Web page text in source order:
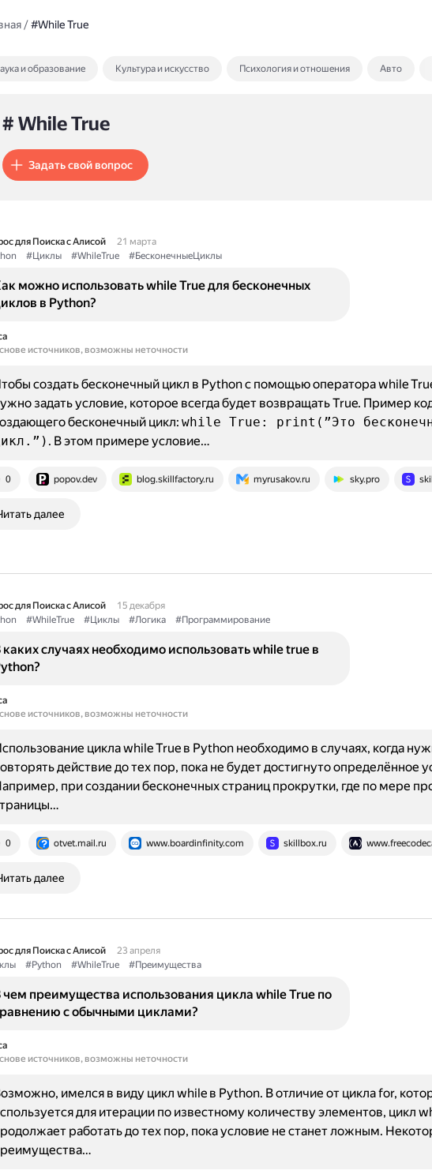
/#While True
и образование Культура и искусство Психология и отношения Авто
# While True
Задать свой вопрос
для Поиска с Алисой
21 марта
#Циклы #WhileTrue #БесконечныеЦиклы
можно использовать while True для бесконечных
в Python?
источников, возможны неточности
0 popov.dev blog.skillfactory.ru myrusakov.ru sky.pro
создать бесконечный цикл в Python с помощью оператора while
задать условие, которое всегда будет возвращать True. Пример
бесконечный цикл: while True: print(”Это
. В этом примере условие…
далее
для Поиска с Алисой
15 декабря
#WhileTrue #Циклы #Логика #Программирование
каких случаях необходимо использовать while true в
источников, возможны неточности
0 otvet.mail.ru www.boardinfinity.com skillbox.ru
цикла while True в Python необходимо в случаях, когда
действие до тех пор, пока не будет достигнуто определённое
при создании бесконечных страниц прокрутки, где по мере
далее
для Поиска с Алисой
23 апреля
#Python #WhileTrue #Преимущества
чем преимущества использования цикла while True по
с обычными циклами?
источников, возможны неточности
имелся в виду цикл while в Python. В отличие от цикла for,
для итерации по известному количеству элементов, цикл
работать до тех пор, пока условие не станет ложным.